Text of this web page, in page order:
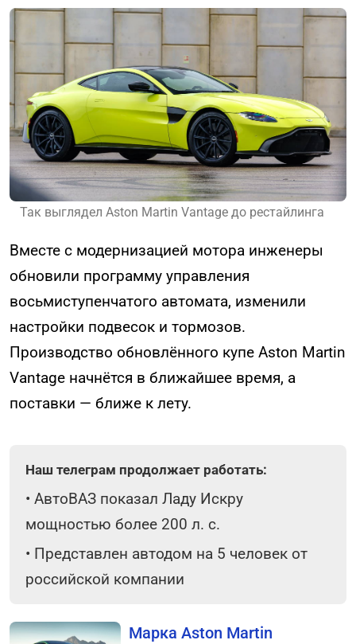
Так выглядел Aston Martin Vantage до рестайлинга
Вместе с модернизацией мотора инженеры
обновили программу управления
восьмиступенчатого автомата, изменили
настройки подвесок и тормозов.
Производство обновлённого купе Aston Martin
Vantage начнётся в ближайшее время, а
поставки — ближе к лету.
Наш телеграм продолжает работать:
• АвтоВАЗ показал Ладу Искру
мощностью более 200 л. с.
• Представлен автодом на 5 человек от
российской компании
Марка Aston Martin